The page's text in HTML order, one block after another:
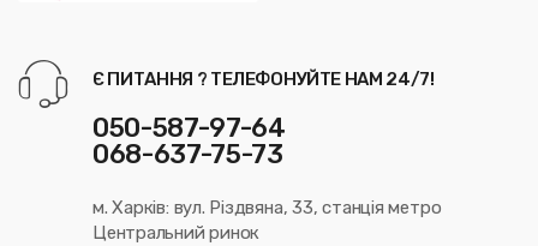
Є ПИТАННЯ ? ТЕЛЕФОНУЙТЕ НАМ 24/7!
050-587-97-64
068-637-75-73
м. Харків: вул. Різдвяна, 33, станція метро
Центральний ринок